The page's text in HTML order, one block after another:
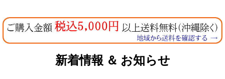
新着情報 ＆ お知らせ